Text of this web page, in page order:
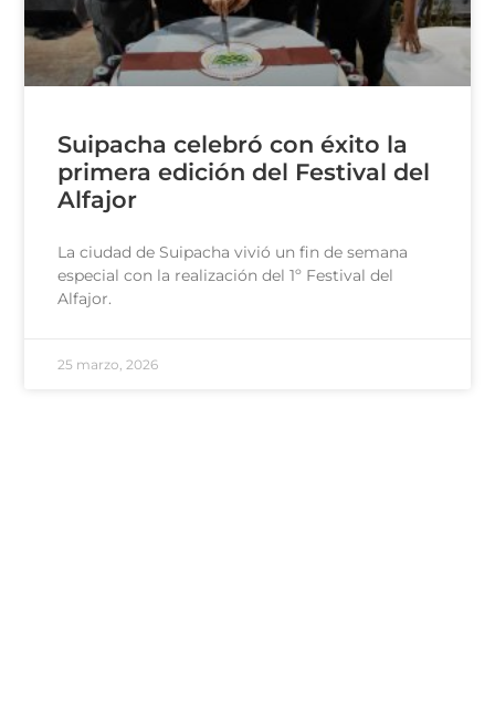
Suipacha celebró con éxito la
primera edición del Festival del
Alfajor
La ciudad de Suipacha vivió un fin de semana
especial con la realización del 1º Festival del
Alfajor.
25 marzo, 2026